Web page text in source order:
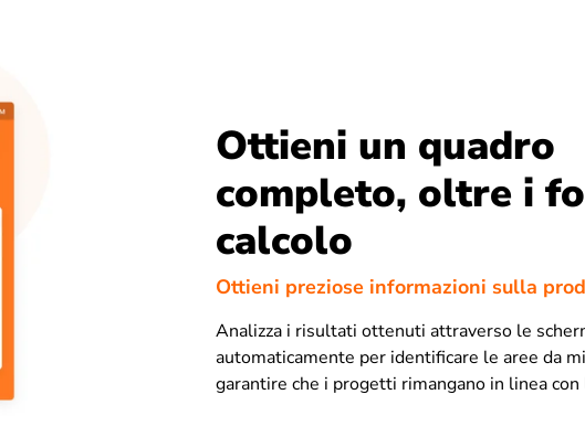
Ottieni un quadro
completo, oltre i
calcolo
Ottieni preziose informazioni sulla
Analizza i risultati ottenuti attraverso le
automaticamente per identificare le aree da
garantire che i progetti rimangano in linea